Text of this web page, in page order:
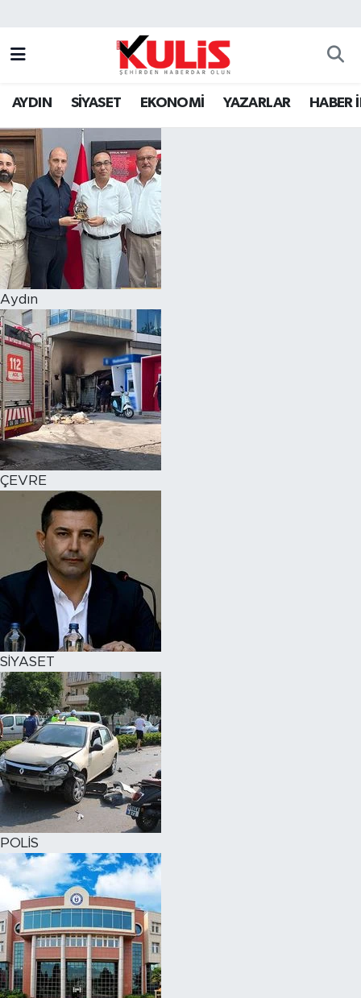
AYDIN SİYASET EKONOMİ YAZARLAR HABER
Aydın
ÇEVRE
SİYASET
POLİS